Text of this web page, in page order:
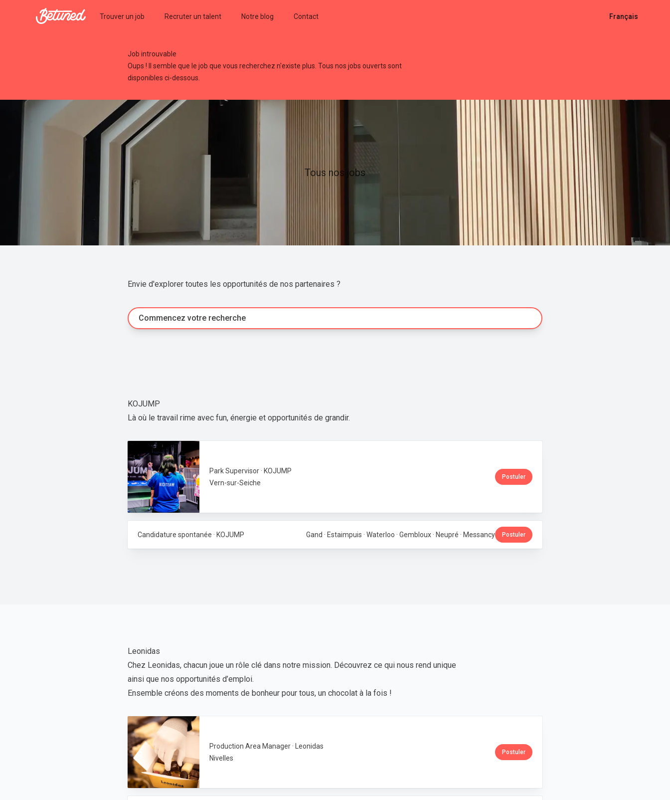
Betuned Trouver un job Recruter un talent Notre blog Contact Français
Job introuvable
Oups ! Il semble que le job que vous recherchez n'existe plus. Tous nos jobs ouverts sont
disponibles ci-dessous.
Tous nos jobs
Envie d'explorer toutes les opportunités de nos partenaires ?
Commencez votre recherche
KOJUMP
Là où le travail rime avec fun, énergie et opportunités de grandir.
Park Supervisor · KOJUMP
Vern-sur-Seiche
Postuler
Candidature spontanée · KOJUMP Gand · Estaimpuis · Waterloo · Gembloux · Neupré · Messancy Postuler
Leonidas
Chez Leonidas, chacun joue un rôle clé dans notre mission. Découvrez ce qui nous rend unique
ainsi que nos opportunités d’emploi.
Ensemble créons des moments de bonheur pour tous, un chocolat à la fois !
Production Area Manager · Leonidas
Nivelles
Postuler